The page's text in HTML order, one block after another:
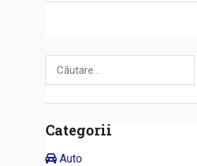
Caută
după:
Categorii
Auto